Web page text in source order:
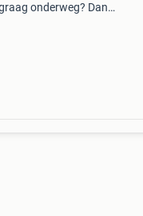
onderweg? Dan